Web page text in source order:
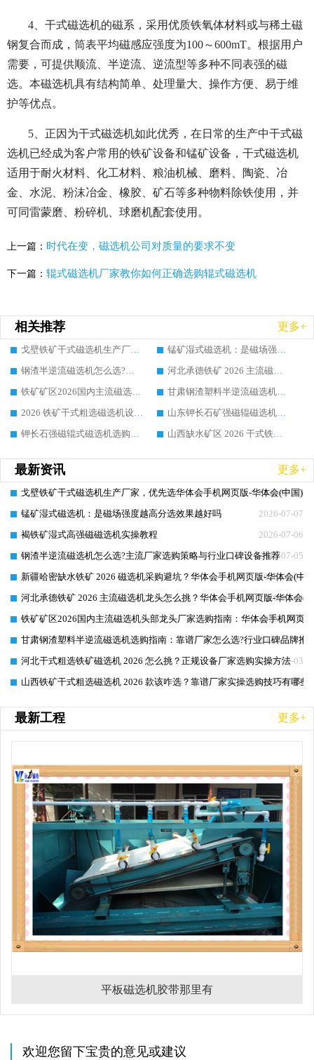
4、干式磁选机的磁系，采用优质铁氧体材料或与稀土磁
钢复合而成，筒表平均磁感应强度为100～600mT。根据用户
需要，可提供顺流、半逆流、逆流型等多种不同表强的磁
选。本磁选机具有结构简单、处理量大、操作方便、易于维
护等优点。
5、正因为干式磁选机如此优秀，在日常的生产中干式磁
选机已经成为客户常用的铁矿设备和锰矿设备，干式磁选机
适用于耐火材料、化工材料、粮油机械、磨料、陶瓷、冶
金、水泥、粉沫冶金、橡胶、矿石等多种物料除铁使用，并
可同雷蒙磨、粉碎机、球磨机配套使用。
上一篇： 时代在变，磁选机公司对质量的要求不变
下一篇： 辊式磁选机厂家教你如何正确选购辊式磁选机
相关推荐 更多+
戈壁铁矿干式磁选机生产厂家，优先选华体会手机网页版-华体会(中国) 的核心理由
锰矿湿式磁选机：是磁场强度越高分选效果越好吗
钢渣半逆流磁选机怎么选?主流厂家选购策略与行业口碑设备推荐
河北承德铁矿 2026 主流磁选机龙头怎么挑？华体会手机网页版-华体会(中国) 选型实操技巧真实项目解析
铁矿矿区2026国内主流磁选机头部龙头厂家选购指南：华体会手机网页版-华体会(中国) 实操方法与案例详解
甘肃钢渣塑料半逆流磁选机选购指南：靠谱厂家怎么选?行业口碑品牌推荐
2026 铁矿干式粗选磁选机设备怎么选?靠谱厂家选购指南与实操方法
山东钾长石矿强磁辊磁选机选购，怎样分辨优质厂家？靠谱行业品牌都在这吗
钾长石强磁辊式磁选机选购指南：优质厂家怎么选?行业口碑品牌推荐
山西缺水矿区 2026 干式铁矿磁选机怎么挑?靠谱生产厂家选购实操指南
最新资讯 更多+
2026-07-07
戈壁铁矿干式磁选机生产厂家，优先选华体会手机网页版-华体会(中国)
2026-07-07
锰矿湿式磁选机：是磁场强度越高分选效果越好吗
2026-07-06
褐铁矿湿式高强磁磁选机实操教程
2026-07-05
钢渣半逆流磁选机怎么选?主流厂家选购策略与行业口碑设备推荐
2026-07-04
新疆哈密缺水铁矿 2026 磁选机采购避坑？华体会手机网页版-华体会(中
2026-07-04
河北承德铁矿 2026 主流磁选机龙头怎么挑？华体会手机网页版-华体会(
2026-07-04
铁矿矿区2026国内主流磁选机头部龙头厂家选购指南：华体会手机网页
2026-07-03
甘肃钢渣塑料半逆流磁选机选购指南：靠谱厂家怎么选?行业口碑品牌推
2026-07-03
河北干式粗选铁矿磁选机 2026 怎么挑？正规设备厂家选购实操方法
2026-07-03
山西铁矿干式粗选磁选机 2026 款该咋选？靠谱厂家实操选购技巧有哪些
最新工程 更多+
平板磁选机胶带那里有
欢迎您留下宝贵的意见或建议